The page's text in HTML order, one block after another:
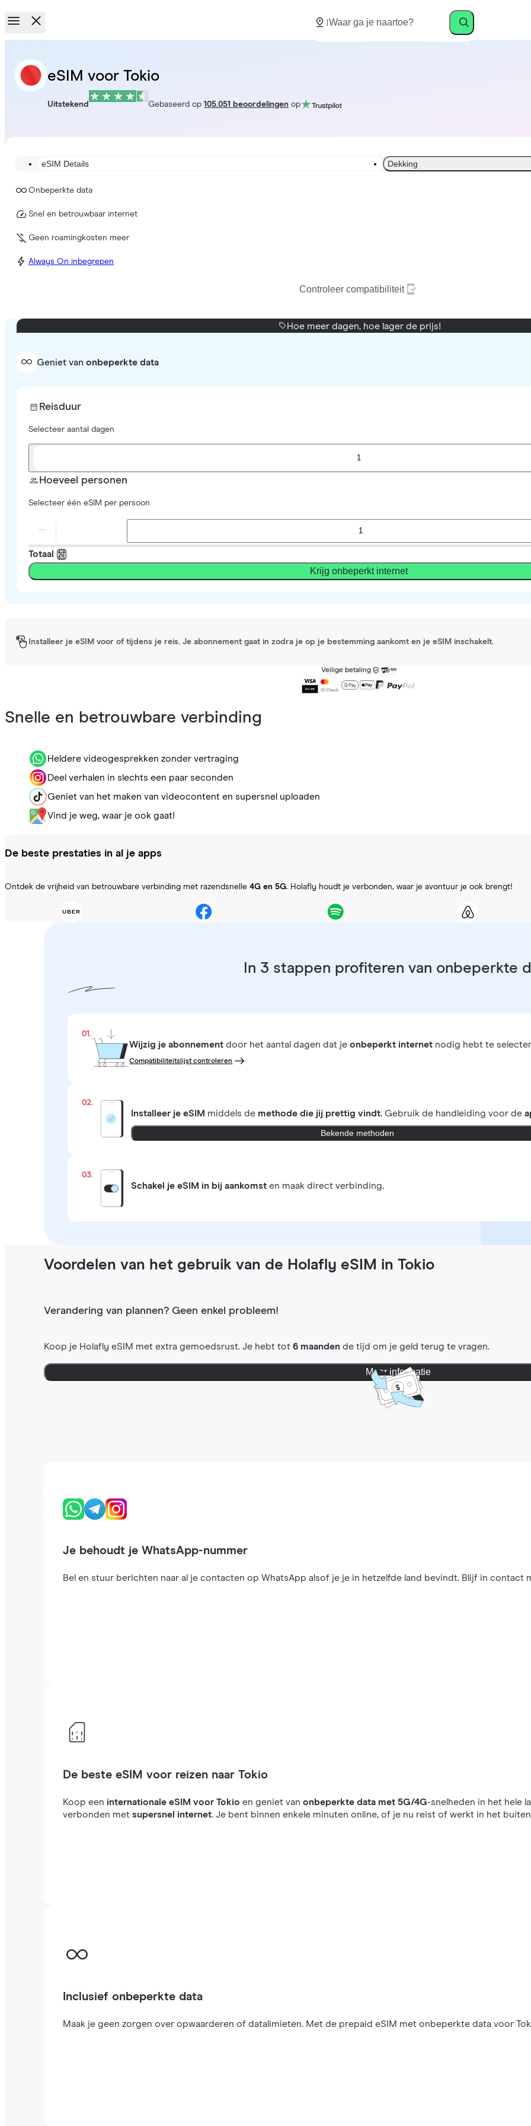
eSIM voor Tokio
Uitstekend Gebaseerd op 105.051 beoordelingen op
eSIM Details Dekking
Onbeperkte data
Snel en betrouwbaar internet
Geen roamingkosten meer
Always On inbegrepen
Controleer compatibiliteit
Hoe meer dagen, hoe lager de prijs!
Geniet van onbeperkte data
Reisduur
Selecteer aantal dagen
1
Hoeveel personen
Selecteer één eSIM per persoon
Totaal
Krijg onbeperkt internet
Installeer je eSIM voor of tijdens je reis. Je abonnement gaat in zodra je op je bestemming aankomt en je eSIM inschakelt.
Veilige betaling
Snelle en betrouwbare verbinding
Heldere videogesprekken zonder vertraging
Deel verhalen in slechts een paar seconden
Geniet van het maken van videocontent en supersnel uploaden
Vind je weg, waar je ook gaat!
De beste prestaties in al je apps
Ontdek de vrijheid van betrouwbare verbinding met razendsnelle 4G en 5G. Holafly houdt je verbonden, waar je avontuur je ook brengt!
In 3 stappen profiteren van onbeperkte
01.
Wijzig je abonnement door het aantal dagen dat jeonbeperkt internet nodig hebt te
Compatibiliteitslijst controleren
02.
Installeer je eSIM middels de methode die jij prettig vindt. Gebruik de handleiding voor de
Bekende methoden
03.
Schakel je eSIM in bij aankomst en maak direct verbinding.
Voordelen van het gebruik van de Holafly eSIM in Tokio
Verandering van plannen? Geen enkel probleem!
Koop je Holafly eSIM met extra gemoedsrust. Je hebt tot6 maanden de tijd om je geld terug te vragen.
Meer informatie
Je behoudt je WhatsApp-nummer
Bel en stuur berichten naar al je contacten op WhatsApp alsof je je in hetzelfde land bevindt. Blijf in contact
De beste eSIM voor reizen naar Tokio
Koop een internationale eSIM voor Tokio en geniet vanonbeperkte data met 5G/4G-snelheden in het hele
verbonden metsupersnel internet. Je bent binnen enkele minuten online, of je nu reist of werkt in het
Inclusief onbeperkte data
Maak je geen zorgen over opwaarderen of datalimieten. Met de prepaid eSIM met onbeperkte data voor